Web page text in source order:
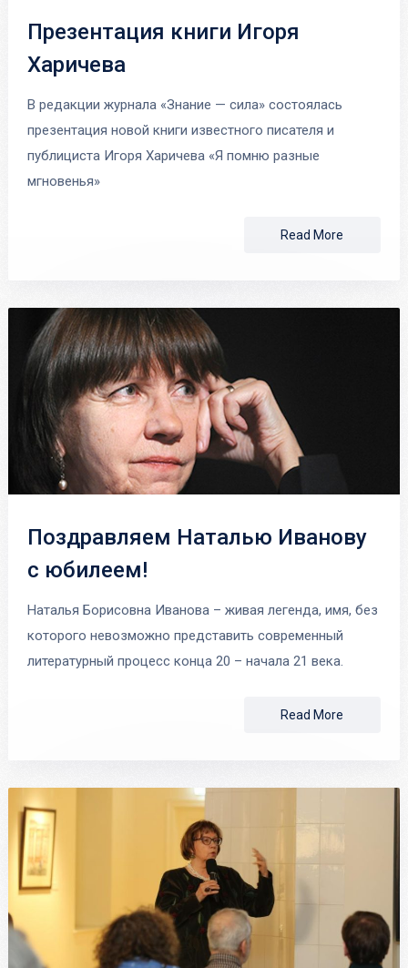
Презентация книги Игоря
Харичева
В редакции журнала «Знание — сила» состоялась
презентация новой книги известного писателя и
публициста Игоря Харичева «Я помню разные
мгновенья»
Read More
Поздравляем Наталью Иванову
с юбилеем!
Наталья Борисовна Иванова – живая легенда, имя, без
которого невозможно представить современный
литературный процесс конца 20 – начала 21 века.
Read More